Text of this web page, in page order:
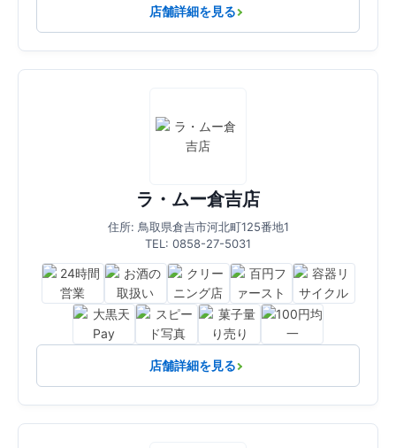
店舗詳細を見る
ラ・ムー倉吉店
住所: 鳥取県倉吉市河北町125番地1
TEL: 0858-27-5031
店舗詳細を見る